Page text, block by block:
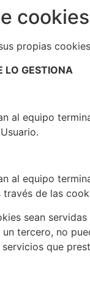
propias
LO GESTIONA
al equipo
al equipo
de las
sean
tercero, no
que